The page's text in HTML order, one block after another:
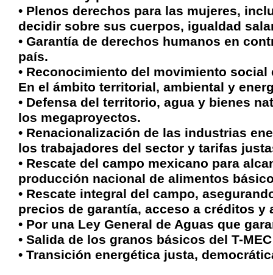
• Plenos derechos para las mujeres,
decidir sobre sus cuerpos, igualdad
• Garantía de derechos humanos en
país.
• Reconocimiento del movimiento
En el ámbito territorial, ambiental y
• Defensa del territorio, agua y bienes
los megaproyectos.
• Renacionalización de las industrias
los trabajadores del sector y tarifas
• Rescate del campo mexicano para
producción nacional de alimentos
• Rescate integral del campo,
precios de garantía, acceso a créditos
• Por una Ley General de Aguas que
• Salida de los granos básicos del T-
• Transición energética justa,